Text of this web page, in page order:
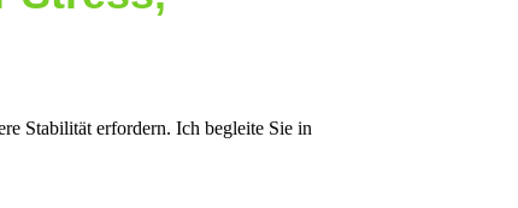
Stabilität erfordern. Ich begleite Sie in